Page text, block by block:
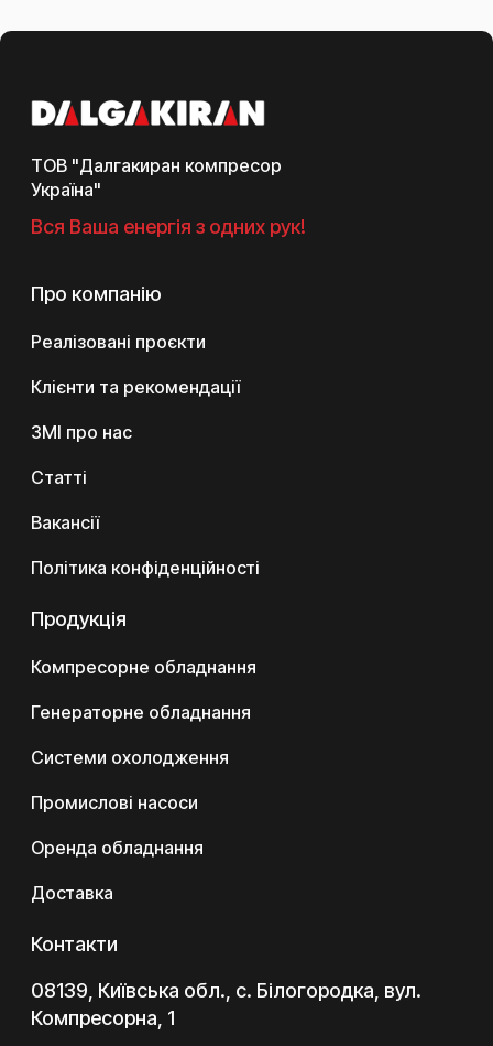
ТОВ "Далгакиран компресор
Україна"
Вся Ваша енергія з одних рук!
Про компанію
Реалізовані проєкти
Клієнти та рекомендації
ЗМІ про нас
Статті
Вакансії
Політика конфіденційності
Продукція
Компресорне обладнання
Генераторне обладнання
Системи охолодження
Промислові насоси
Оренда обладнання
Доставка
Контакти
08139, Київська обл., с. Білогородка, вул.
Компресорна, 1